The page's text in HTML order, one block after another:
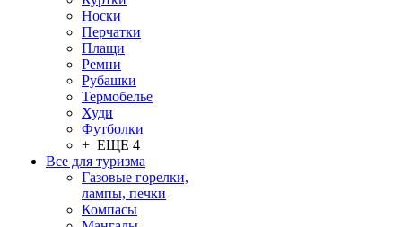
Носки
Перчатки
Плащи
Ремни
Рубашки
Термобелье
Худи
Футболки
+ ЕЩЕ 4
Все для туризма
Газовые горелки,
лампы, печки
Компасы